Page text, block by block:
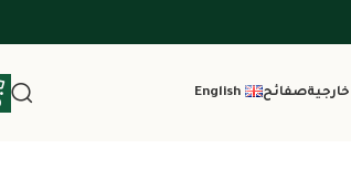
صفائح
English